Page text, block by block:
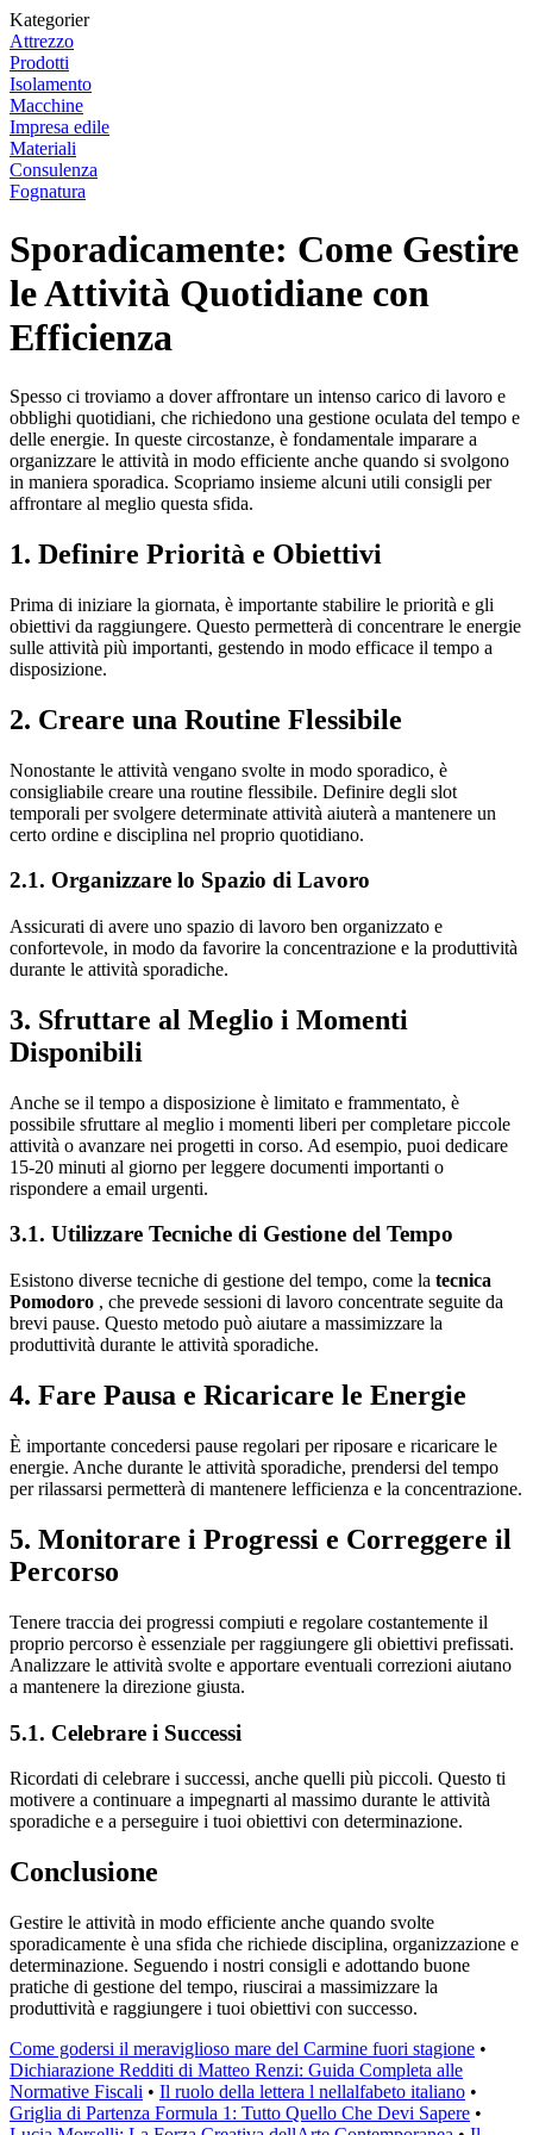
Kategorier
Attrezzo
Prodotti
Isolamento
Macchine
Impresa edile
Materiali
Consulenza
Fognatura
Sporadicamente: Come Gestire
le Attività Quotidiane con
Efficienza
Spesso ci troviamo a dover affrontare un intenso carico di lavoro e
obblighi quotidiani, che richiedono una gestione oculata del tempo e
delle energie. In queste circostanze, è fondamentale imparare a
organizzare le attività in modo efficiente anche quando si svolgono
in maniera sporadica. Scopriamo insieme alcuni utili consigli per
affrontare al meglio questa sfida.
1. Definire Priorità e Obiettivi
Prima di iniziare la giornata, è importante stabilire le priorità e gli
obiettivi da raggiungere. Questo permetterà di concentrare le energie
sulle attività più importanti, gestendo in modo efficace il tempo a
disposizione.
2. Creare una Routine Flessibile
Nonostante le attività vengano svolte in modo sporadico, è
consigliabile creare una routine flessibile. Definire degli slot
temporali per svolgere determinate attività aiuterà a mantenere un
certo ordine e disciplina nel proprio quotidiano.
2.1. Organizzare lo Spazio di Lavoro
Assicurati di avere uno spazio di lavoro ben organizzato e
confortevole, in modo da favorire la concentrazione e la produttività
durante le attività sporadiche.
3. Sfruttare al Meglio i Momenti
Disponibili
Anche se il tempo a disposizione è limitato e frammentato, è
possibile sfruttare al meglio i momenti liberi per completare piccole
attività o avanzare nei progetti in corso. Ad esempio, puoi dedicare
15-20 minuti al giorno per leggere documenti importanti o
rispondere a email urgenti.
3.1. Utilizzare Tecniche di Gestione del Tempo
Esistono diverse tecniche di gestione del tempo, come la tecnica
Pomodoro , che prevede sessioni di lavoro concentrate seguite da
brevi pause. Questo metodo può aiutare a massimizzare la
produttività durante le attività sporadiche.
4. Fare Pausa e Ricaricare le Energie
È importante concedersi pause regolari per riposare e ricaricare le
energie. Anche durante le attività sporadiche, prendersi del tempo
per rilassarsi permetterà di mantenere lefficienza e la concentrazione.
5. Monitorare i Progressi e Correggere il
Percorso
Tenere traccia dei progressi compiuti e regolare costantemente il
proprio percorso è essenziale per raggiungere gli obiettivi prefissati.
Analizzare le attività svolte e apportare eventuali correzioni aiutano
a mantenere la direzione giusta.
5.1. Celebrare i Successi
Ricordati di celebrare i successi, anche quelli più piccoli. Questo ti
motivere a continuare a impegnarti al massimo durante le attività
sporadiche e a perseguire i tuoi obiettivi con determinazione.
Conclusione
Gestire le attività in modo efficiente anche quando svolte
sporadicamente è una sfida che richiede disciplina, organizzazione e
determinazione. Seguendo i nostri consigli e adottando buone
pratiche di gestione del tempo, riuscirai a massimizzare la
produttività e raggiungere i tuoi obiettivi con successo.
Come godersi il meraviglioso mare del Carmine fuori stagione •
Dichiarazione Redditi di Matteo Renzi: Guida Completa alle
Normative Fiscali • Il ruolo della lettera l nellalfabeto italiano •
Griglia di Partenza Formula 1: Tutto Quello Che Devi Sapere •